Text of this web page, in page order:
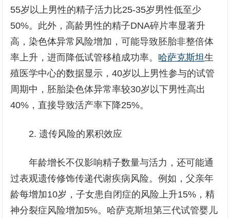
55岁以上男性的精子活力比25-35岁男性低至少
50%。此外，高龄男性的精子DNA碎片率显著升
高，染色体异常风险增加，可能导致胚胎非整倍体
率上升，进而降低试管移植成功率。 哈萨克斯坦生
殖医学中心的数据显示，40岁以上男性参与的试管
周期中，胚胎染色体异常率较30岁以下男性高出
40%，直接导致活产率下降25%。
2. 遗传风险的累积效应
年龄增长不仅影响精子数量与活力，还可能通
过表观遗传修饰传递代谢疾病风险。例如，父亲年
龄每增加10岁，子女患自闭症的风险上升15%，精
神分裂症风险增加5%。哈萨克斯坦第三代试管婴儿